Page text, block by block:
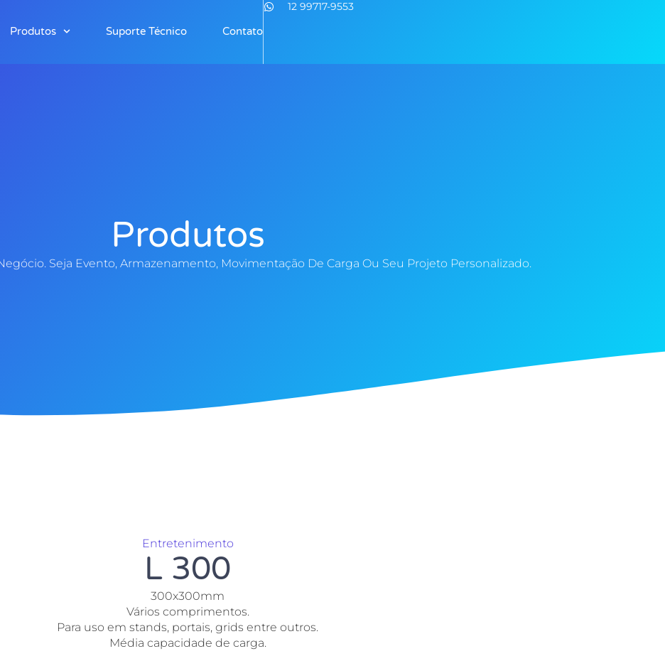
Produtos Suporte Técnico Contato
12 99717-9553
Produtos
Seja Evento, Armazenamento, Movimentação De Carga Ou Seu Projeto Personalizado.
Entretenimento
L 300
300x300mm
Vários comprimentos.
Para uso em stands, portais, grids entre outros.
Média capacidade de carga.